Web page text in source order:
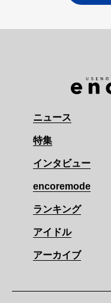
ニュース
特集
インタビュー
encoremode
ランキング
アイドル
アーカイブ